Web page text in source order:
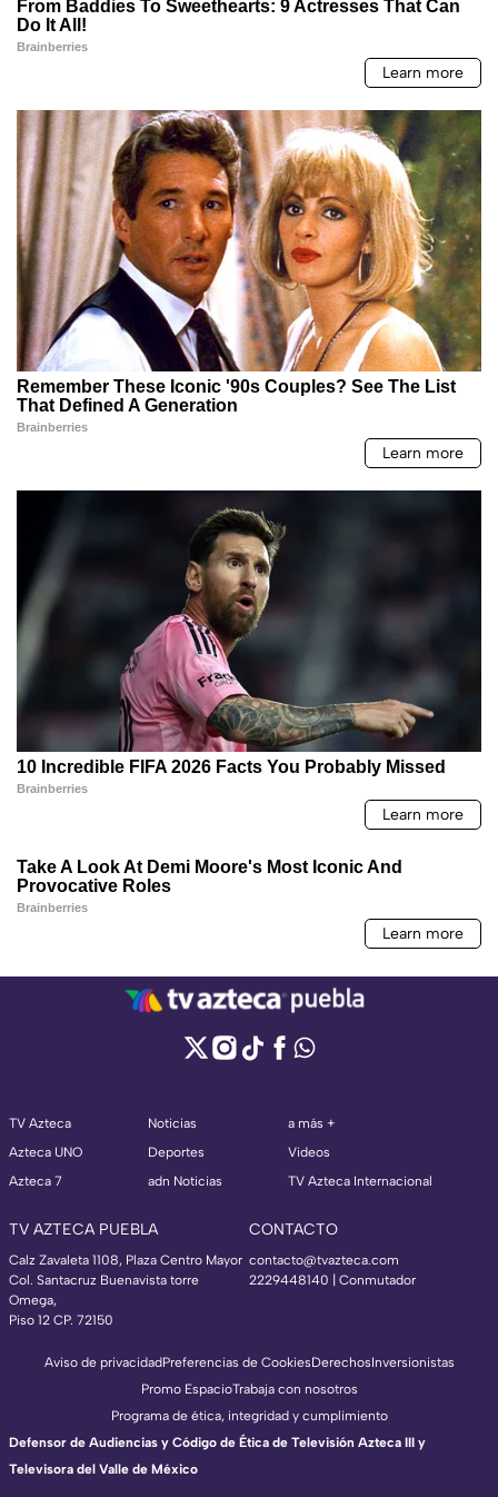
TV Azteca
Azteca UNO
Azteca 7
Noticias
Deportes
adn Noticias
a más +
Videos
TV Azteca Internacional
TV AZTECA PUEBLA
Calz Zavaleta 1108, Plaza Centro Mayor
Col. Santacruz Buenavista torre
Omega,
Piso 12 CP. 72150
CONTACTO
contacto@tvazteca.com
2229448140 | Conmutador
Aviso de privacidadPreferencias de CookiesDerechosInversionistas
Promo EspacioTrabaja con nosotros
Programa de ética, integridad y cumplimiento
Defensor de Audiencias y Código de Ética de Televisión Azteca III y
Televisora del Valle de México